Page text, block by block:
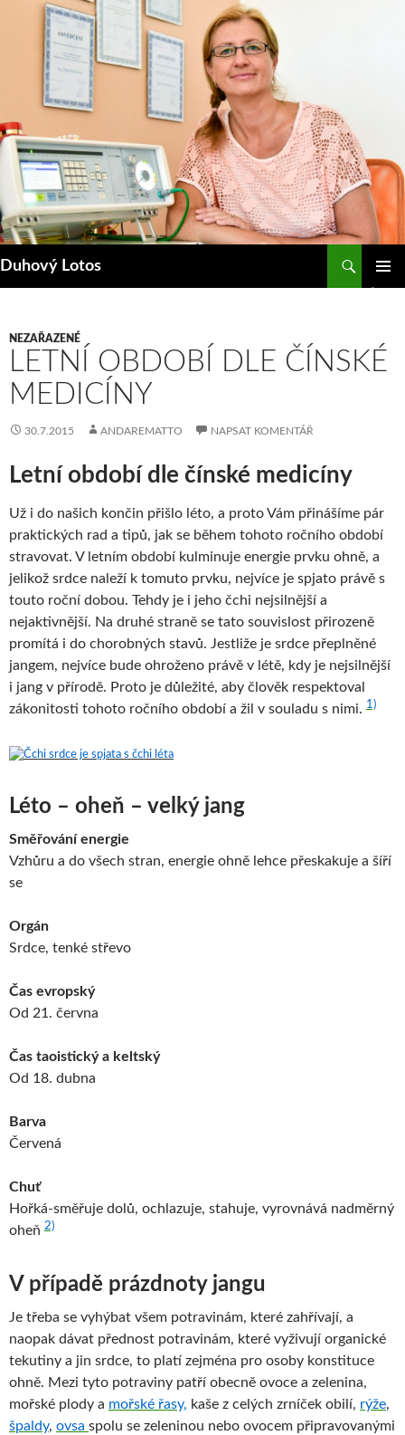
obsahu
Duhový Lotos
NEZAŘAZENÉ
LETNÍ OBDOBÍ DLE ČÍNSKÉ
MEDICÍNY
30.7.2015 ANDAREMATTO NAPSAT KOMENTÁŘ
Letní období dle čínské medicíny
Už i do našich končin přišlo léto, a proto Vám přinášíme pár
praktických rad a tipů, jak se během tohoto ročního období
stravovat. V letním období kulminuje energie prvku ohně, a
jelikož srdce naleží k tomuto prvku, nejvíce je spjato právě s
touto roční dobou. Tehdy je i jeho čchi nejsilnější a
nejaktivnější. Na druhé straně se tato souvislost přirozeně
promítá i do chorobných stavů. Jestliže je srdce přeplněné
jangem, nejvíce bude ohroženo právě v létě, kdy je nejsilnější
i jang v přírodě. Proto je důležité, aby člověk respektoval
zákonitosti tohoto ročního období a žil v souladu s nimi. 1)
Léto – oheň – velký jang
Směřování energie
Vzhůru a do všech stran, energie ohně lehce přeskakuje a šíří
se
Orgán
Srdce, tenké střevo
Čas evropský
Od 21. června
Čas taoistický a keltský
Od 18. dubna
Barva
Červená
Chuť
Hořká-směřuje dolů, ochlazuje, stahuje, vyrovnává nadměrný
oheň 2)
V případě prázdnoty jangu
Je třeba se vyhýbat všem potravinám, které zahřívají, a
naopak dávat přednost potravinám, které vyživují organické
tekutiny a jin srdce, to platí zejména pro osoby konstituce
ohně. Mezi tyto potraviny patří obecně ovoce a zelenina,
mořské plody a mořské řasy, kaše z celých zrníček obilí, rýže,
špaldy, ovsa spolu se zeleninou nebo ovocem připravovanými